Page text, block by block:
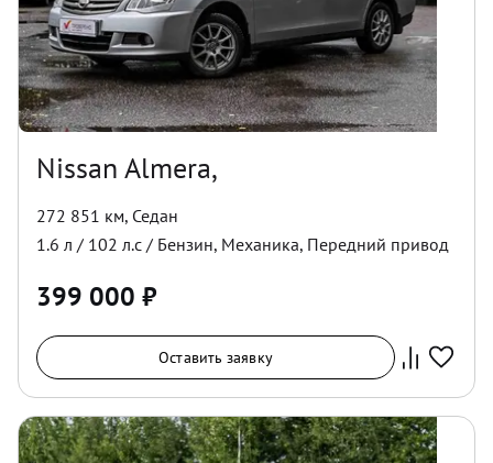
Nissan Almera,
272 851 км, Седан
1.6 л / 102 л.с / Бензин, Механика, Передний привод
399 000 ₽
Оставить заявку